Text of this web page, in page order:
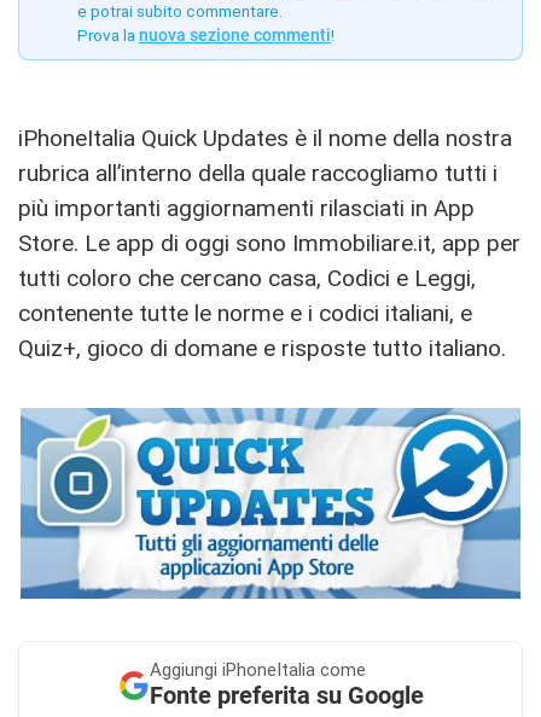
e potrai subito commentare.
Prova la nuova sezione commenti!
iPhoneItalia Quick Updates è il nome della nostra
rubrica all’interno della quale raccogliamo tutti i
più importanti aggiornamenti rilasciati in App
Store. Le app di oggi sono Immobiliare.it, app per
tutti coloro che cercano casa, Codici e Leggi,
contenente tutte le norme e i codici italiani, e
Quiz+, gioco di domane e risposte tutto italiano.
Aggiungi iPhoneItalia come
Fonte preferita su Google